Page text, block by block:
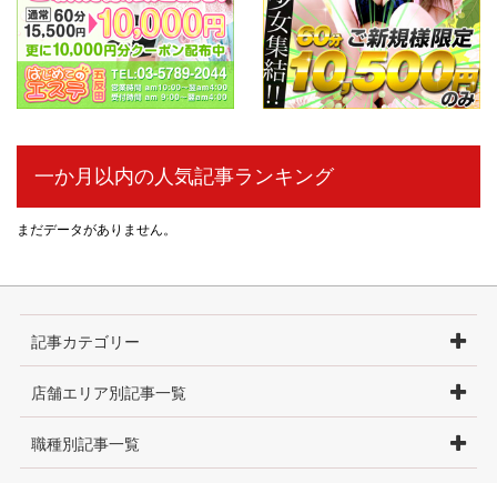
一か月以内の人気記事ランキング
まだデータがありません。
記事カテゴリー
店舗エリア別記事一覧
職種別記事一覧